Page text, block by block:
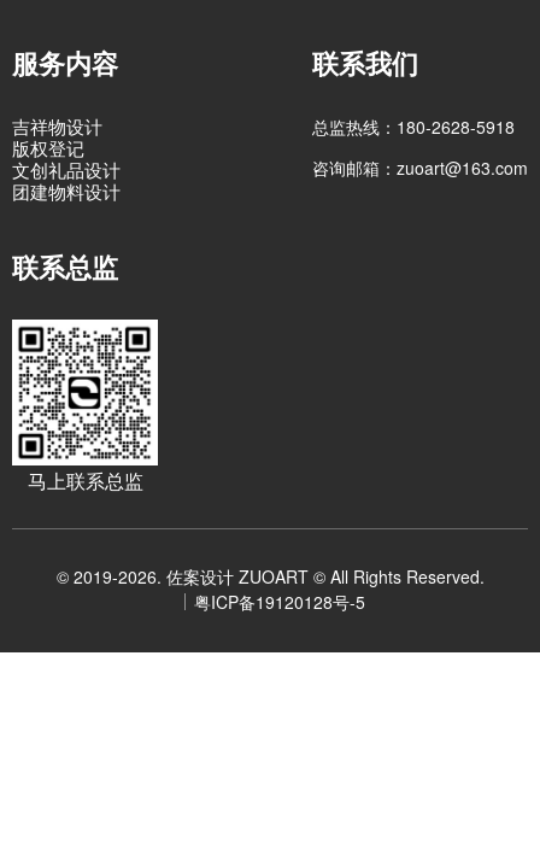
服务内容
吉祥物设计
版权登记
文创礼品设计
团建物料设计
联系我们
总监热线：180-2628-5918
咨询邮箱：zuoart@163.com
联系总监
马上联系总监
© 2019-2026. 佐案设计 ZUOART © All Rights Reserved.
粤ICP备19120128号-5